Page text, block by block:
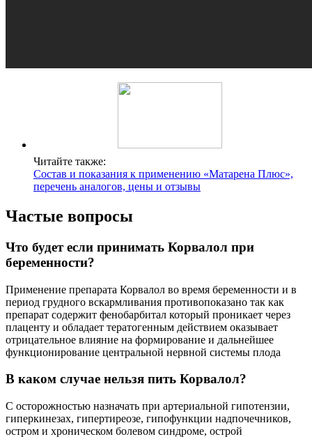
Читайте также:
Состав и показания к применению «Матарена Плюс»,
перечень аналогов, цены и отзывы
Частые вопросы
Что будет если принимать Корвалол при
беременности?
Применение препарата Корвалол во время беременности и в
период грудного вскармливания противопоказано так как
препарат содержит фенобарбитал который проникает через
плаценту и обладает тератогенным действием оказывает
отрицательное влияние на формирование и дальнейшее
функционирование центральной нервной системы плода
В каком случае нельзя пить Корвалол?
С осторожностью назначать при артериальной гипотензии,
гиперкинезах, гипертиреозе, гипофункции надпочечников,
остром и хроническом болевом синдроме, острой